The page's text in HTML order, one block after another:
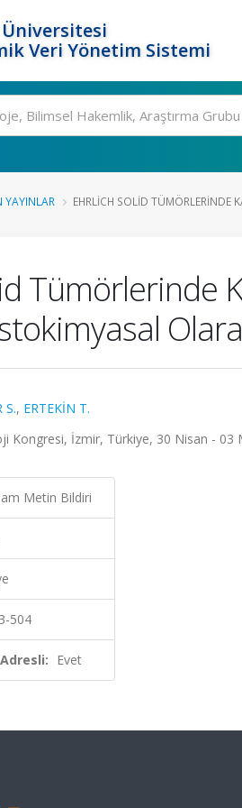
Üniversitesi
Veri Yönetim Sistemi
YAYINLAR EHRLICH SOLID TÜMÖRLERINDE
Tümörlerinde
S., ERTEKİN T.
Kongresi, İzmir, Türkiye, 30 Nisan - 03
Metin Bildiri
504
Evet